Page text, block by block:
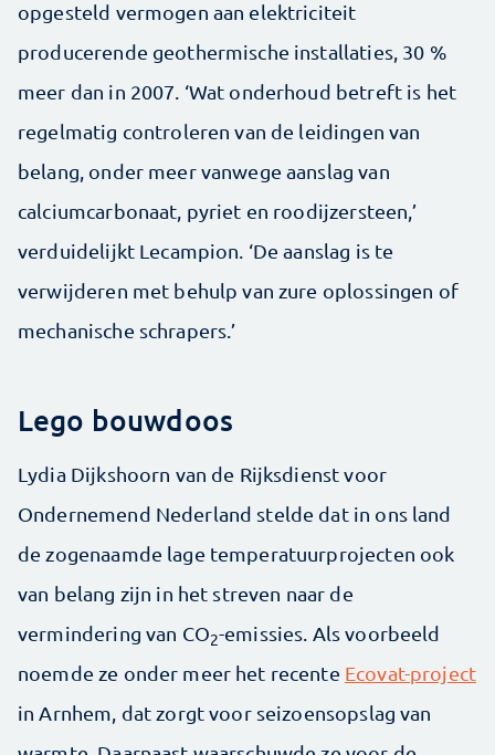
opgesteld vermogen aan elektriciteit
producerende geothermische installaties, 30 %
meer dan in 2007. ‘Wat onderhoud betreft is het
regelmatig controleren van de leidingen van
belang, onder meer vanwege aanslag van
calciumcarbonaat, pyriet en roodijzersteen,’
verduidelijkt Lecampion. ‘De aanslag is te
verwijderen met behulp van zure oplossingen of
mechanische schrapers.’
Lego bouwdoos
Lydia Dijkshoorn van de Rijksdienst voor
Ondernemend Nederland stelde dat in ons land
de zogenaamde lage temperatuurprojecten ook
van belang zijn in het streven naar de
vermindering van CO2-emissies. Als voorbeeld
noemde ze onder meer het recente Ecovat-project
in Arnhem, dat zorgt voor seizoensopslag van